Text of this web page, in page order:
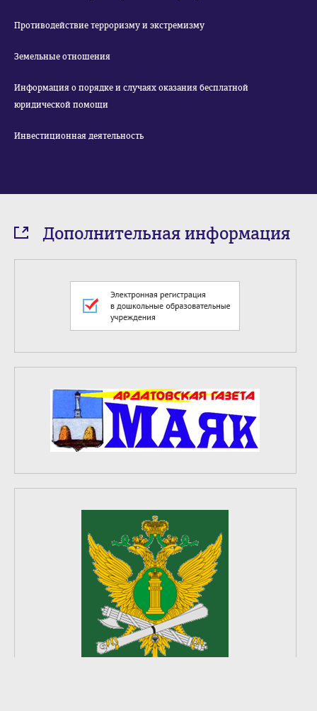
Противодействие терроризму и экстремизму
Земельные отношения
Информация о порядке и случаях оказания бесплатной
юридической помощи
Инвестиционная деятельность
Дополнительная информация